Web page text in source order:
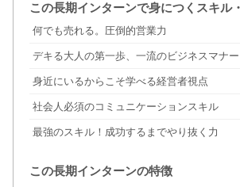
この長期インターンで身につくスキル
何でも売れる。圧倒的営業力
デキる大人の第一歩、一流のビジネスマナー
身近にいるからこそ学べる経営者視点
社会人必須のコミュニケーションスキル
最強のスキル！成功するまでやり抜く力
この長期インターンの特徴